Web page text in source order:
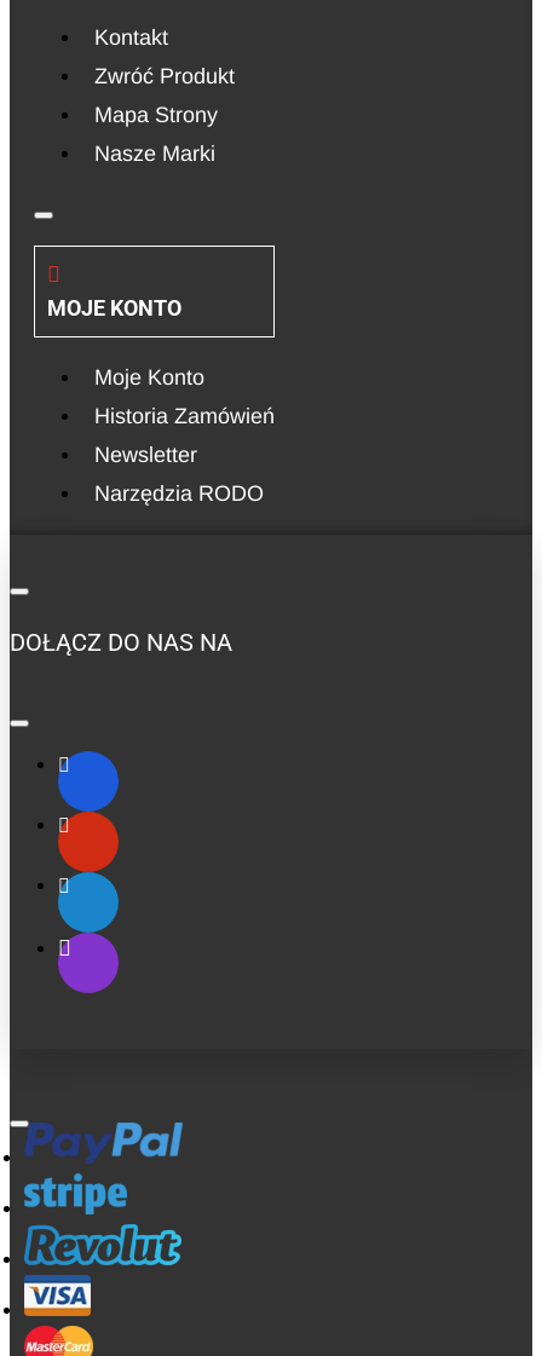
Kontakt
Zwróć Produkt
Mapa Strony
Nasze Marki
MOJE KONTO
Moje Konto
Historia Zamówień
Newsletter
Narzędzia RODO
DOŁĄCZ DO NAS NA